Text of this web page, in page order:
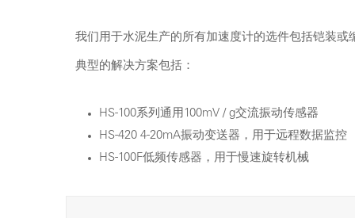
我们用于水泥生产的所有加速度计的选件包括铠装
典型的解决方案包括：
HS-100系列通用100mV / g交流振动传感器
HS-420 4-20mA振动变送器，用于远程数据监控
HS-100F低频传感器，用于慢速旋转机械